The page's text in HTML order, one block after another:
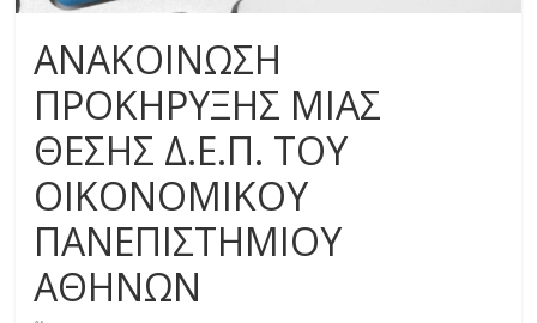
ΑΝΑΚΟΙΝΩΣΗ
ΠΡΟΚΗΡΥΞΗΣ ΜΙΑΣ
ΘΕΣΗΣ Δ.Ε.Π. ΤΟΥ
ΟΙΚΟΝΟΜΙΚΟΥ
ΠΑΝΕΠΙΣΤΗΜΙΟΥ
ΑΘΗΝΩΝ